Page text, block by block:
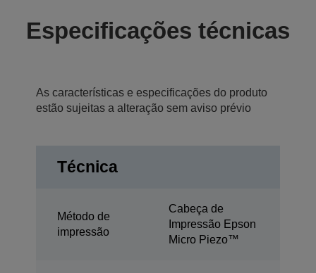
Especificações técnicas
As características e especificações do produto
estão sujeitas a alteração sem aviso prévio
Técnica
Método de
impressão
Cabeça de
Impressão Epson
Micro Piezo™